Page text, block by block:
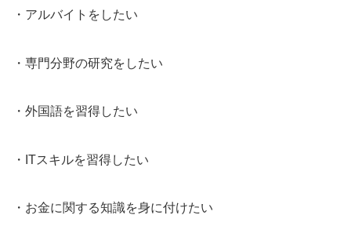
・アルバイトをしたい
・専門分野の研究をしたい
・外国語を習得したい
・ITスキルを習得したい
・お金に関する知識を身に付けたい